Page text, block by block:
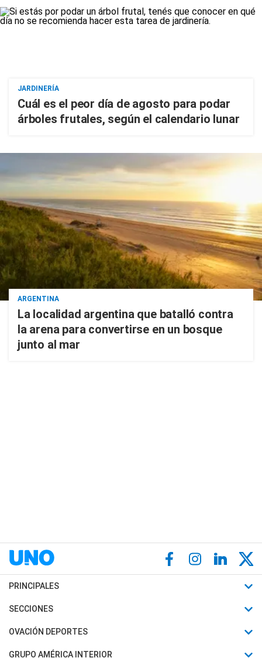
JARDINERÍA
Cuál es el peor día de agosto para podar
árboles frutales, según el calendario lunar
ARGENTINA
La localidad argentina que batalló contra
la arena para convertirse en un bosque
junto al mar
PRINCIPALES
Últimas Noticias
Política
SECCIONES
Horóscopo
Motores
OVACIÓN DEPORTES
Fútbol
GRUPO AMÉRICA INTERIOR